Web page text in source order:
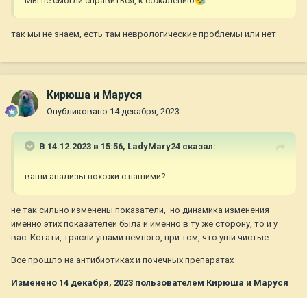
так мы не знаем, есть там неврологические проблемы или нет
Кирюша и Маруся
Опубликовано 14 декабря, 2023
В 14.12.2023 в 15:56, LadyMary24 сказал:
ваши анализы похожи с нашими?
не так сильно изменены показатели, но динамика изменения
именно этих показателей была и именно в ту же сторону, то и у
вас. Кстати, трясли ушами немного, при том, что уши чистые.
Все прошло на антибиотиках и почечных препаратах
Изменено 14 декабря, 2023 пользователем Кирюша и Маруся